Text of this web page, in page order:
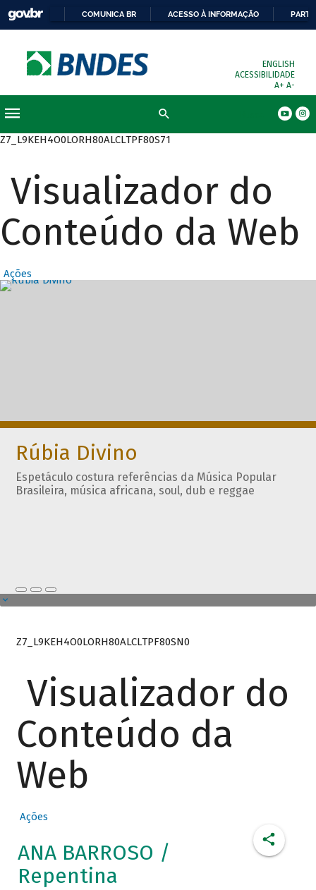
COMUNICA BR ACESSO À INFORMAÇÃO
ENGLISH
ACESSIBILIDADE
A+ A-
Z7_L9KEH4O0LORH80ALCLTPF80S71
Visualizador do
Conteúdo da Web
Ações
Destaques
Rúbia Divino
Espetáculo costura referências da Música Popular
Brasileira, música africana, soul, dub e reggae
Z7_L9KEH4O0LORH80ALCLTPF80SN0
Visualizador do
Conteúdo da
Web
Ações
ANA BARROSO /
Repentina